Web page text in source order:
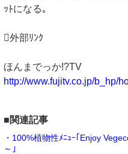
ｯﾄになる｡
外部ﾘﾝｸ
ほんまでっか!?TV
http://www.fujitv.co.jp/b_hp/
■関連記事
・100%植物性ﾒﾆｭｰ｢Enjoy
～｣